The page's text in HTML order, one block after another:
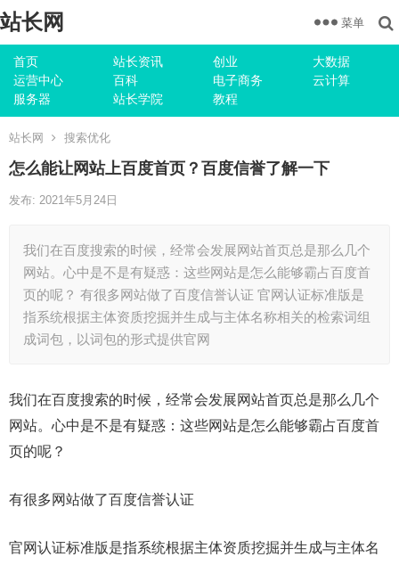
站长网
首页 站长资讯 创业
大数据
运营中心
百科 电子商务
云计算
服务器
站长学院 教程
菜单
站长网 搜索优化
怎么能让网站上百度首页？百度信誉了解一下
发布: 2021年5月24日
我们在百度搜索的时候，经常会发展网站首页总是那么几个
网站。心中是不是有疑惑：这些网站是怎么能够霸占百度首
页的呢？ 有很多网站做了百度信誉认证 官网认证标准版是
指系统根据主体资质挖掘并生成与主体名称相关的检索词组
成词包，以词包的形式提供官网
我们在百度搜索的时候，经常会发展网站首页总是那么几个
网站。心中是不是有疑惑：这些网站是怎么能够霸占百度首
页的呢？
有很多网站做了百度信誉认证
官网认证标准版是指系统根据主体资质挖掘并生成与主体名